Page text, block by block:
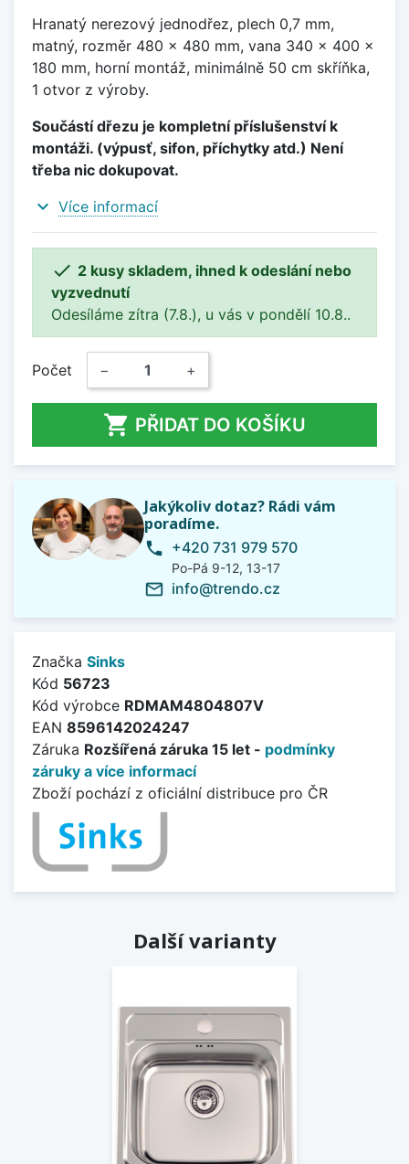
Hranatý nerezový jednodřez, plech 0,7 mm,
matný, rozměr 480 x 480 mm, vana 340 x 400 x
180 mm, horní montáž, minimálně 50 cm skříňka,
1 otvor z výroby.
Součástí dřezu je kompletní příslušenství k
montáži. (výpusť, sifon, příchytky atd.) Není
třeba nic dokupovat.
expand_more Více informací
 2 kusy skladem, ihned k odeslání nebo
vyzvednutí
Odesíláme zítra (7.8.), u vás v pondělí 10.8..
Počet − +
 PŘIDAT DO KOŠÍKU
Jakýkoliv dotaz? Rádi vám
poradíme.
phone +420 731 979 570
Po-Pá 9-12, 13-17
mail_outline info@trendo.cz
Značka Sinks
Kód 56723
Kód výrobce RDMAM4804807V
EAN 8596142024247
Záruka Rozšířená záruka 15 let - podmínky
záruky a více informací
Zboží pochází z oficiální distribuce pro ČR
Další varianty